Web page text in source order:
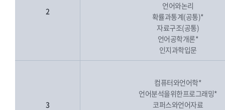
2
언어와논리
확률과통계(공통)*
자료구조(공통)
언어공학개론*
인지과학입문
3
컴퓨터와언어학*
언어분석을위한프로그래밍*
코퍼스와언어자료